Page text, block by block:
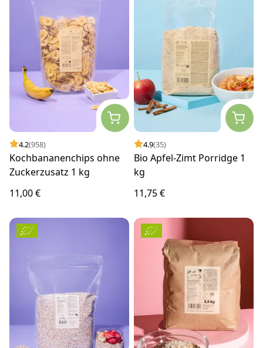
4.2(958)
Kochbananenchips ohne
Zuckerzusatz 1 kg
11,00 €
4.9(35)
Bio Apfel-Zimt Porridge 1
kg
11,75 €